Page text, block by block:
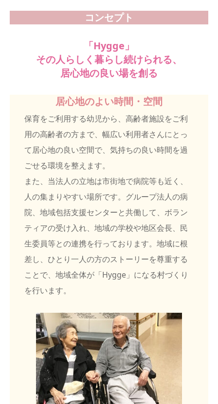
コンセプト
「Hygge」
その人らしく暮らし続けられる、
居心地の良い場を創る
居心地のよい時間・空間
保育をご利用する幼児から、高齢者施設をご利
用の高齢者の方まで、幅広い利用者さんにとっ
て居心地の良い空間で、気持ちの良い時間を過
ごせる環境を整えます。
また、当法人の立地は市街地で病院等も近く、
人の集まりやすい場所です。グループ法人の病
院、地域包括支援センターと共働して、ボラン
ティアの受け入れ、地域の学校や地区会長、民
生委員等との連携を行っております。地域に根
差し、ひとり一人の方のストーリーを尊重する
ことで、地域全体が「Hygge」になる村づくり
を行います。